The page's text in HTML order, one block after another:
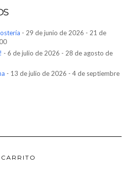
- 29 de junio de 2026 - 21 de
- 6 de julio de 2026 - 28 de agosto de
- 13 de julio de 2026 - 4 de septiembre
CARRITO